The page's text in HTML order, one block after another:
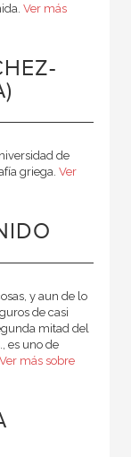
Ver más
de
griega. Ver
y aun de lo
de casi
mitad del
es uno de
Ver más sobre